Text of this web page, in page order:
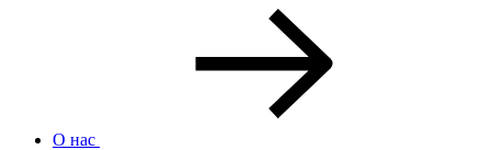
О нас